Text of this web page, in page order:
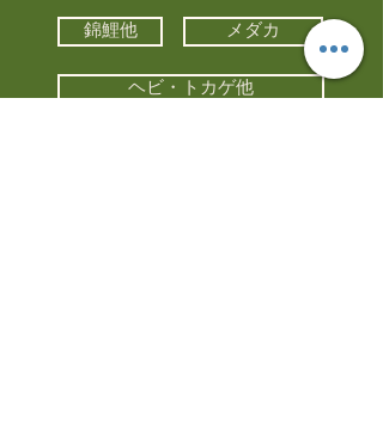
錦鯉他 メダカ
ヘビ・トカゲ他